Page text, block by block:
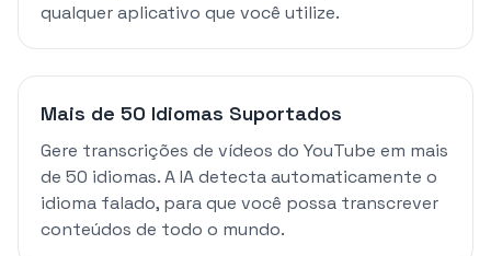
qualquer aplicativo que você utilize.
Mais de 50 Idiomas Suportados
Gere transcrições de vídeos do YouTube em mais
de 50 idiomas. A IA detecta automaticamente o
idioma falado, para que você possa transcrever
conteúdos de todo o mundo.